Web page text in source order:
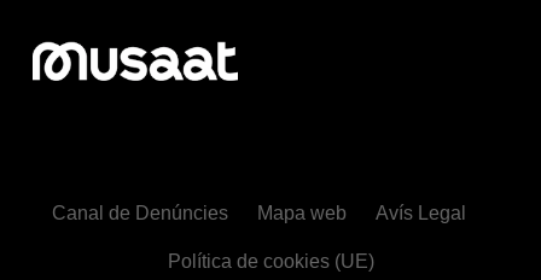
Canal de Denúncies Mapa web Avís Legal
Política de cookies (UE)